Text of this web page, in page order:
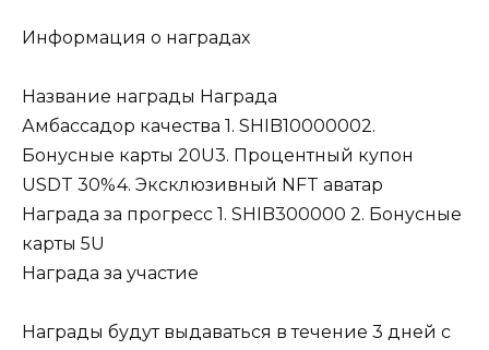
Информация о наградах
Название награды Награда
Амбассадор качества 1. SHIB10000002.
Бонусные карты 20U3. Процентный купон
USDT 30%4. Эксклюзивный NFT аватар
Награда за прогресс 1. SHIB300000 2. Бонусные
карты 5U
Награда за участие
Награды будут выдаваться в течение 3 дней с